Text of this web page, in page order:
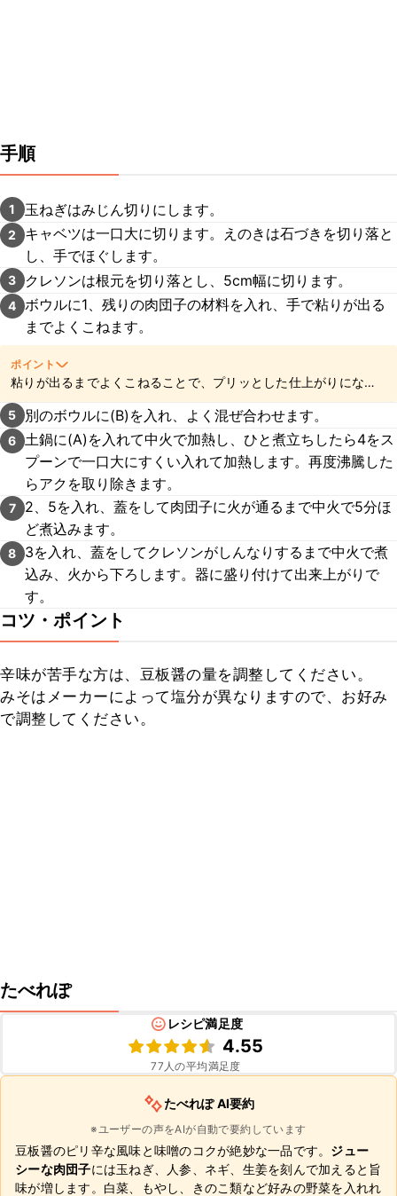
手順
1 玉ねぎはみじん切りにします。
2
キャベツは一口大に切ります。えのきは石づきを切り落と
し、手でほぐします。
3 クレソンは根元を切り落とし、5cm幅に切ります。
4 ボウルに1、残りの肉団子の材料を入れ、手で粘りが出る
までよくこねます。
ポイント
粘りが出るまでよくこねることで、プリッとした仕上がりになり
ます。
5
別のボウルに(B)を入れ、よく混ぜ合わせます。
6 土鍋に(A)を入れて中火で加熱し、ひと煮立ちしたら4をス
プーンで一口大にすくい入れて加熱します。再度沸騰した
らアクを取り除きます。
7
2、5を入れ、蓋をして肉団子に火が通るまで中火で5分ほ
ど煮込みます。
8
3を入れ、蓋をしてクレソンがしんなりするまで中火で煮
込み、火から下ろします。器に盛り付けて出来上がりで
す。
コツ・ポイント
辛味が苦手な方は、豆板醤の量を調整してください。
みそはメーカーによって塩分が異なりますので、お好み
で調整してください。
たべれぽ
レシピ満足度
4.55
77 人の平均満足度
たべれぽ AI要約
※ユーザーの声をAIが自動で要約しています
豆板醤のピリ辛な風味と味噌のコクが絶妙な一品です。 ジュー
シーな肉団子には玉ねぎ、人参、ネギ、生姜を刻んで加えると旨
味が増します。白菜、もやし、きのこ類など好みの野菜を入れれ